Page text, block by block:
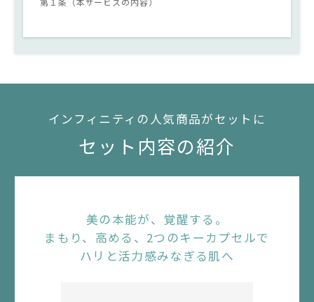
1.
本サービスは、インフィニティ アンリミテッド キーを含
（本品＋付けかえ用）といいます。）または2ヵ月おきに
商品をお届けするコース（以下「2ヵ月に1本コース（本
2.
商品内容または価格に変更が生じた場合、当社は速やか
インフィニティの人気商品がセットに
セット内容の紹介
美の本能が、覚醒する。
まもり、高める、2つのキーカプセルで
ハリと活力感みなぎる肌へ